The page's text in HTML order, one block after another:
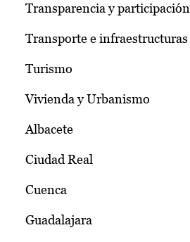
Transparencia y participación
Transporte e infraestructuras
Turismo
Vivienda y Urbanismo
Albacete
Ciudad Real
Cuenca
Guadalajara